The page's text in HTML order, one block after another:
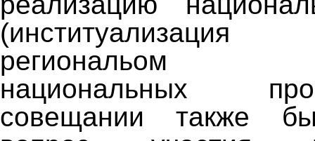
региональом
национальных
совещании также